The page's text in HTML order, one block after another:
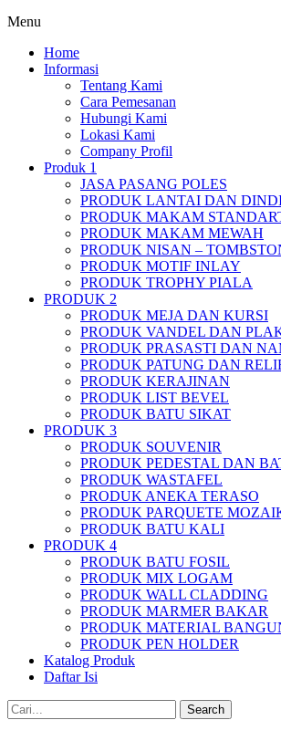
Menu
Home
Informasi
Tentang Kami
Cara Pemesanan
Hubungi Kami
Lokasi Kami
Company Profil
Produk 1
JASA PASANG POLES
PRODUK LANTAI DAN
PRODUK MAKAM
PRODUK MAKAM MEWAH
PRODUK NISAN –
PRODUK MOTIF INLAY
PRODUK TROPHY PIALA
PRODUK 2
PRODUK MEJA DAN KURSI
PRODUK VANDEL DAN
PRODUK PRASASTI DAN
PRODUK PATUNG DAN
PRODUK KERAJINAN
PRODUK LIST BEVEL
PRODUK BATU SIKAT
PRODUK 3
PRODUK SOUVENIR
PRODUK PEDESTAL DAN
PRODUK WASTAFEL
PRODUK ANEKA TERASO
PRODUK PARQUETE
PRODUK BATU KALI
PRODUK 4
PRODUK BATU FOSIL
PRODUK MIX LOGAM
PRODUK WALL CLADDING
PRODUK MARMER BAKAR
PRODUK MATERIAL
PRODUK PEN HOLDER
Katalog Produk
Daftar Isi
Search